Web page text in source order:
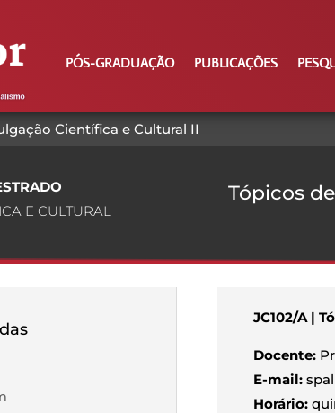
PÓS-GRADUAÇÃO PUBLICAÇÕES
Científica e Cultural II
E CULTURAL
Tópicos
JC102/A |
Docente:
E-mail:
Horário: